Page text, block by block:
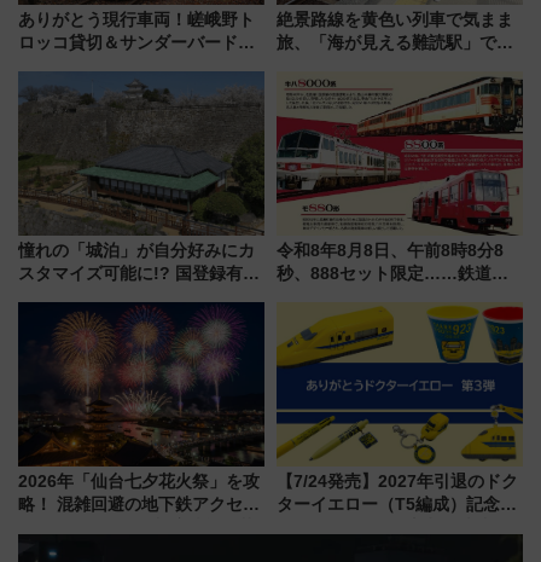
ありがとう現行車両！嵯峨野ト
ロッコ貸切＆サンダーバードレ
斉藤雪乃＆福原トシヒロと行
く！9月13日「京都の鉄道満喫
ツアー」開催
絶景路線を黄色い列車で気まま
旅、「海が見える難読駅」で幸
「新・鉄道ひとり旅」279回目
の舞台は「島原鉄道」
憧れの「城泊」が自分好みにカ
スタマイズ可能に!? 国登録有形
にオーダーメイド型の宿泊プラ
ンが誕生！
令和8年8月8日、午前8時8分8
秒、888セット限定……鉄道各
2026年「仙台七夕花火祭」を攻
略！ 混雑回避の地下鉄アクセス
火前に楽しむ仙台観光ルートま
【7/24発売】2027年引退のドク
ターイエロー（T5編成）記念グ